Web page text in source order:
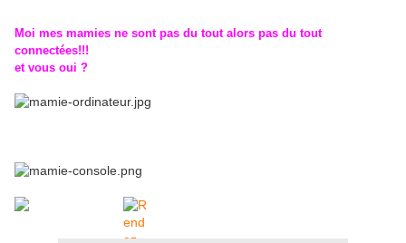
Moi mes mamies ne sont pas du tout alors pas du tout
connectées!!!
et vous oui ?